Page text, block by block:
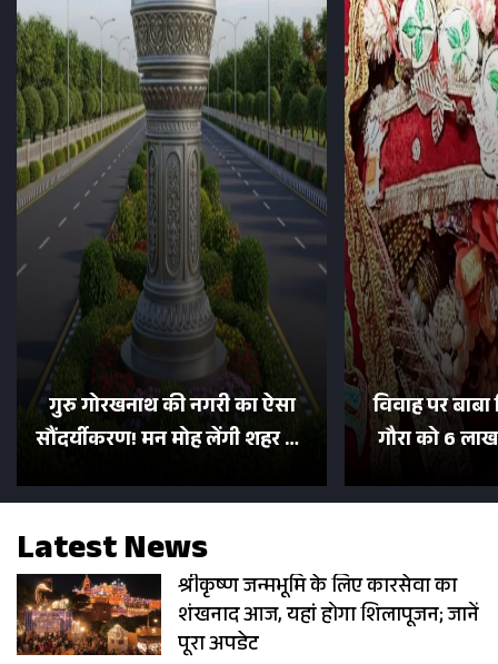
गुरु गोरखनाथ की नगरी का ऐसा
सौंदर्यीकरण! मन मोह लेंगी शहर की
विवाह पर
गौरा को 6
Latest News
श्रीकृष्ण जन्मभूमि के लिए कारसेवा का
शंखनाद आज, यहां होगा शिलापूजन; जानें
पूरा अपडेट